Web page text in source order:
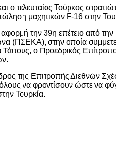
ο τελευταίος Τούρκος
πώληση μαχητικών F-16 στην
την 39η επέτειο από
(ΠΣΕΚΑ), στην οποία
Τάιτους, ο Προεδρικός
της Επιτροπής Διεθνών
να φροντίσουν ώστε να
Τουρκία.